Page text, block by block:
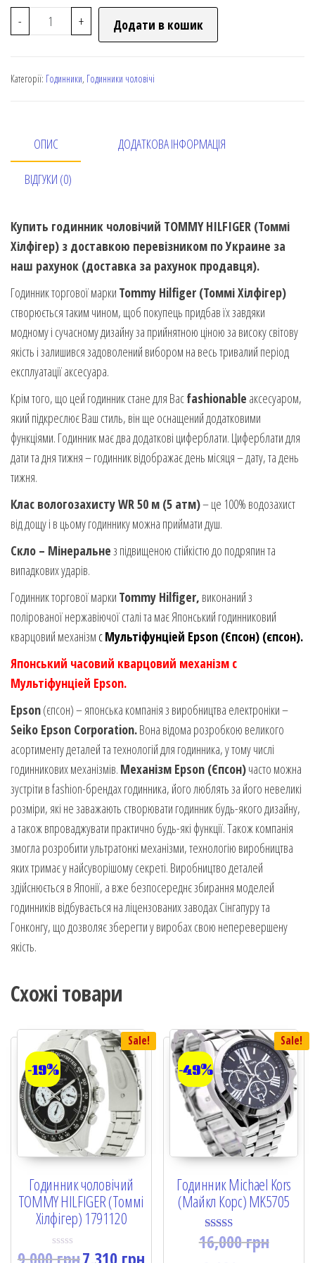
- + Додати в кошик
Категорії: Годинники, Годинники чоловічі
ОПИС ДОДАТКОВА ІНФОРМАЦІЯ
ВІДГУКИ (0)
Купить годинник чоловічий TOMMY HILFIGER (Томмі
Хілфігер) з доставкою перевізником по Украине за
наш рахунок (доставка за рахунок продавця).
Годинник торгової марки Tommy Hilfiger (Томмі Хілфігер)
створюється таким чином, щоб покупець придбав їх завдяки
модному і сучасному дизайну за прийнятною ціною за високу світову
якість і залишився задоволений вибором на весь тривалий період
експлуатації аксесуара.
Крім того, що цей годинник стане для Васfashionable аксесуаром,
який підкреслює Ваш стиль, він ще оснащений додатковими
функціями. Годинник має два додаткові циферблати. Циферблати для
дати та дня тижня – годинник відображає день місяця – дату, та день
тижня.
Клас вологозахисту WR 50 м (5 атм)– це 100% водозахист
від дощу і в цьому годиннику можна приймати душ.
Скло – Мінеральнез підвищеною стійкістю до подряпин та
випадкових ударів.
Годинник торгової марки Tommy Hilfiger, виконаний з
полірованої нержавіючої сталі та має Японський годинниковий
кварцовий механізм сМультіфунціей Epson (Єпсон) (єпсон).
Японський часовий кварцовий механізм с
Мультіфунціей Epson.
Epson(єпсон) – японська компанія з виробництва електроніки –
Seiko Epson Corporation.Вона відома розробкою великого
асортименту деталей та технологій для годинника, у тому числі
годинникових механізмів. Механізм Epson (Єпсон)часто можна
зустріти в fashion-брендах годинника, його люблять за його невеликі
розміри, які не заважають створювати годинник будь-якого дизайну,
а також впроваджувати практично будь-які функції. Також компанія
змогла розробити ультратонкі механізми, технологію виробництва
яких тримає у найсуворішому секреті. Виробництво деталей
здійснюється в Японії, а вже безпосереднє збирання моделей
годинників відбувається на ліцензованих заводах Сінгапуру та
Гонконгу, що дозволяє зберегти у виробах свою неперевершену
якість.
Схожі товари
Sale!
-19%
Годинник чоловічий
TOMMY HILFIGER (Томмі
Хілфігер) 1791120
R
9,000грн7,310грн
Sale!
-49%
Годинник Michael Kors
(Майкл Корс) MK5705
Rated
5.00
out of 5
16,000грн